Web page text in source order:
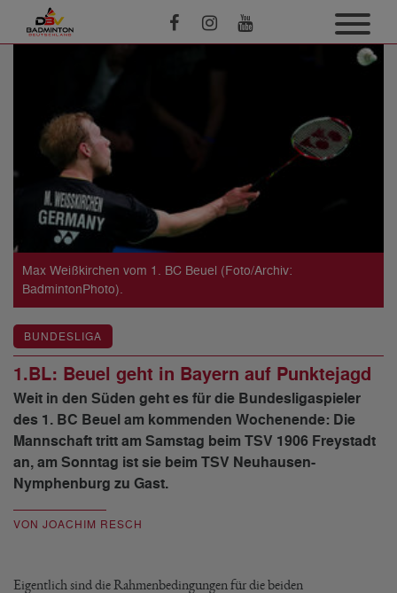
Max Weißkirchen vom 1. BC Beuel (Foto/Archiv:
BadmintonPhoto).
BUNDESLIGA
1.BL: Beuel geht in Bayern auf Punktejagd
Weit in den Süden geht es für die Bundesligaspieler
des 1. BC Beuel am kommenden Wochenende: Die
Mannschaft tritt am Samstag beim TSV 1906 Freystadt
an, am Sonntag ist sie beim TSV Neuhausen-
Nymphenburg zu Gast.
VON JOACHIM RESCH
Eigentlich sind die Rahmenbedingungen für die beiden